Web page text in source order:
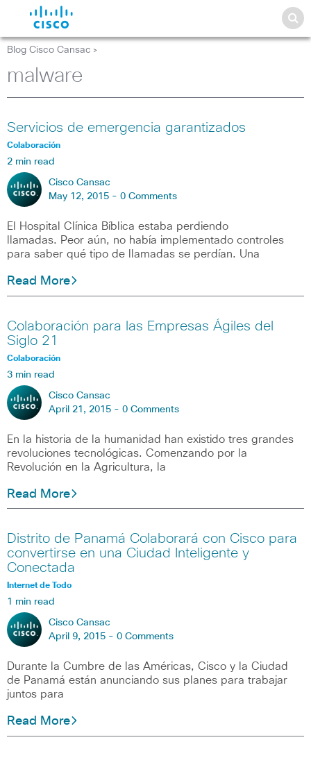
Blog Cisco Cansac >
malware
Servicios de emergencia garantizados
Colaboración
2 min read
Cisco Cansac
May 12, 2015 - 0 Comments
El Hospital Clínica Bíblica estaba perdiendo
llamadas. Peor aún, no había implementado controles
para saber qué tipo de llamadas se perdían. Una
Read More
Colaboración para las Empresas Ágiles del
Siglo 21
Colaboración
3 min read
Cisco Cansac
April 21, 2015 - 0 Comments
En la historia de la humanidad han existido tres grandes
revoluciones tecnológicas. Comenzando por la
Revolución en la Agricultura, la
Read More
Distrito de Panamá Colaborará con Cisco para
convertirse en una Ciudad Inteligente y
Conectada
Internet de Todo
1 min read
Cisco Cansac
April 9, 2015 - 0 Comments
Durante la Cumbre de las Américas, Cisco y la Ciudad
de Panamá están anunciando sus planes para trabajar
juntos para
Read More